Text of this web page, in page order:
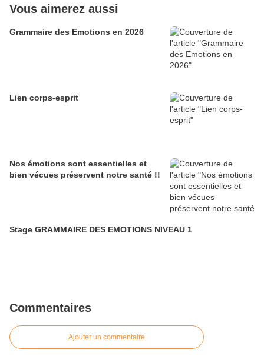
Vous aimerez aussi
Grammaire des Emotions en 2026
Lien corps-esprit
Nos émotions sont essentielles et
bien vécues préservent notre santé !!
Stage GRAMMAIRE DES EMOTIONS NIVEAU 1
Commentaires
Ajouter un commentaire